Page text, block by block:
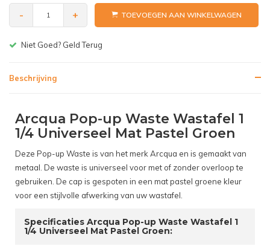
- + TOEVOEGEN AAN WINKELWAGEN
Gratis bezorgen v.a. € 150,-(NL)
Beschrijving
Arcqua Pop-up Waste Wastafel 1
1/4 Universeel Mat Pastel Groen
Deze Pop-up Waste is van het merk Arcqua en is gemaakt van
metaal. De waste is universeel voor met of zonder overloop te
gebruiken. De cap is gespoten in een mat pastel groene kleur
voor een stijlvolle afwerking van uw wastafel.
Specificaties Arcqua Pop-up Waste Wastafel 1
1/4 Universeel Mat Pastel Groen: